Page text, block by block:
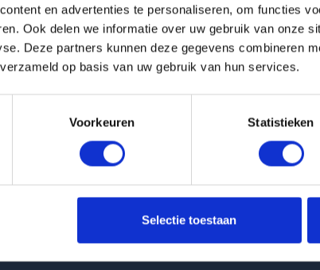
en advertenties te personaliseren, om functies
Ook delen we informatie over uw gebruik van onze
Deze partners kunnen deze gegevens combineren
op basis van uw gebruik van hun services.
Voorkeuren Statistieken
Selectie toestaan
Pagina niet gevonden
Terug naar woningoverzicht